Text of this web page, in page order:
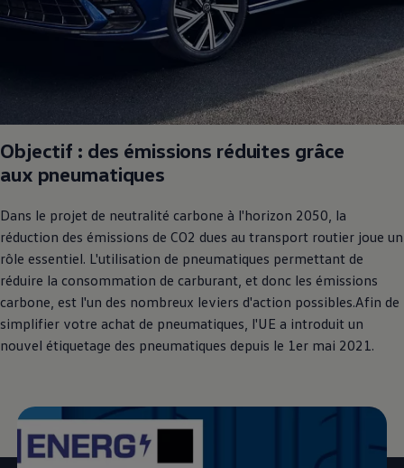
Objectif : des émissions réduites grâce
aux pneumatiques
Dans le projet de neutralité carbone à l'horizon 2050, la
réduction des émissions de CO2 dues au transport routier joue un
rôle essentiel. L'utilisation de pneumatiques permettant de
réduire la consommation de carburant, et donc les émissions
carbone, est l'un des nombreux leviers d'action possibles.Afin de
simplifier votre achat de pneumatiques, l'UE a introduit un
nouvel étiquetage des pneumatiques depuis le 1er mai 2021.